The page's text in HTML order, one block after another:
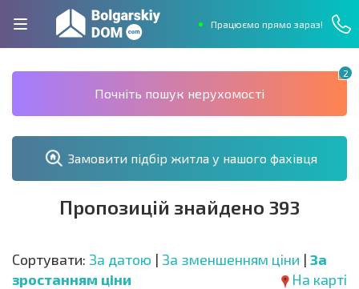
Працюємо прямо зараз!
2
Почніть пошук нерухомості
Замовити підбір житла у нашого фахівця
Пропозицій знайдено 393
Сортувати: За датою | За зменшенням ціни | За
зростанням ціни
На карті